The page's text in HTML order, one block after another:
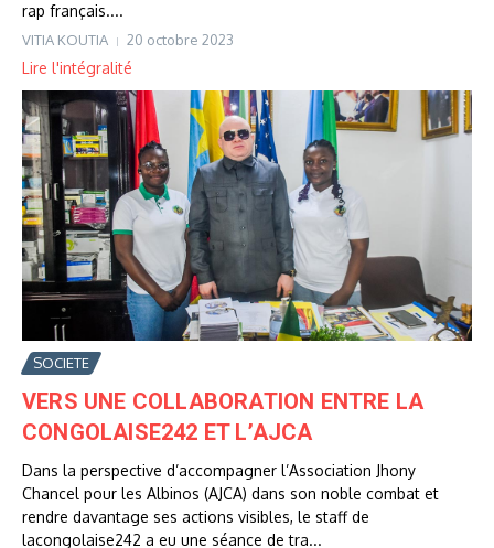
rap français....
VITIA KOUTIA 20 octobre 2023
Lire l'intégralité
SOCIETE
VERS UNE COLLABORATION ENTRE LA
CONGOLAISE242 ET L’AJCA
Dans la perspective d’accompagner l’Association Jhony
Chancel pour les Albinos (AJCA) dans son noble combat et
rendre davantage ses actions visibles, le staff de
lacongolaise242 a eu une séance de tra...